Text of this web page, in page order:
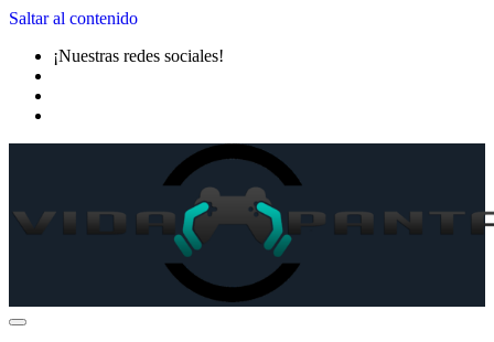
Saltar al contenido
¡Nuestras redes sociales!